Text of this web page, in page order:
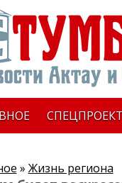
» Жизнь региона